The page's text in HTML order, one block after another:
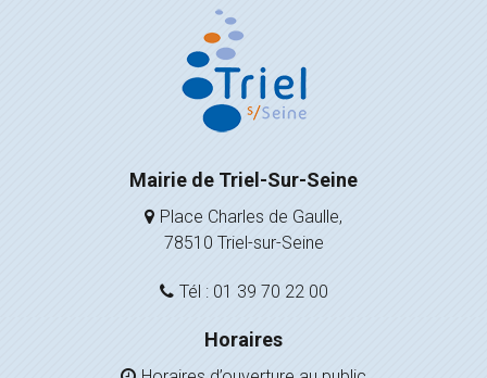
Mairie de Triel-Sur-Seine
Place Charles de Gaulle,
78510 Triel-sur-Seine
Tél : 01 39 70 22 00
Horaires